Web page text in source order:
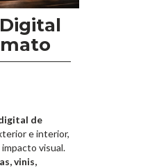
de
e interior,
visual.
vinis,